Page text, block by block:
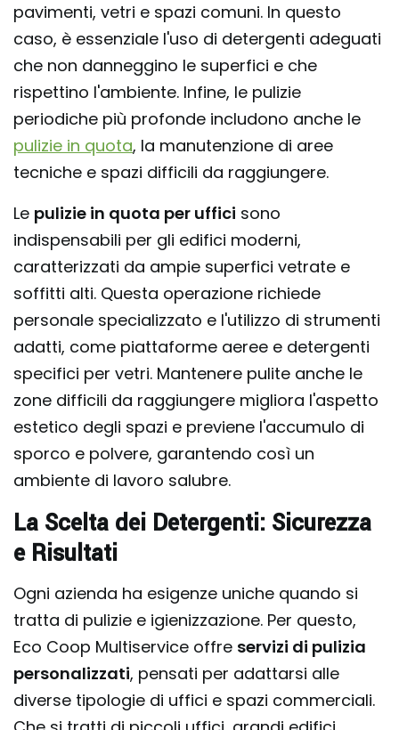
pavimenti, vetri e spazi comuni. In questo
caso, è essenziale l'uso di detergenti adeguati
che non danneggino le superfici e che
rispettino l'ambiente. Infine, le pulizie
periodiche più profonde includono anche le
pulizie in quota, la manutenzione di aree
tecniche e spazi difficili da raggiungere.
Le pulizie in quota per uffici sono
indispensabili per gli edifici moderni,
caratterizzati da ampie superfici vetrate e
soffitti alti. Questa operazione richiede
personale specializzato e l'utilizzo di strumenti
adatti, come piattaforme aeree e detergenti
specifici per vetri. Mantenere pulite anche le
zone difficili da raggiungere migliora l'aspetto
estetico degli spazi e previene l'accumulo di
sporco e polvere, garantendo così un
ambiente di lavoro salubre.
La Scelta dei Detergenti: Sicurezza
e Risultati
Ogni azienda ha esigenze uniche quando si
tratta di pulizie e igienizzazione. Per questo,
Eco Coop Multiservice offre servizi di pulizia
personalizzati, pensati per adattarsi alle
diverse tipologie di uffici e spazi commerciali.